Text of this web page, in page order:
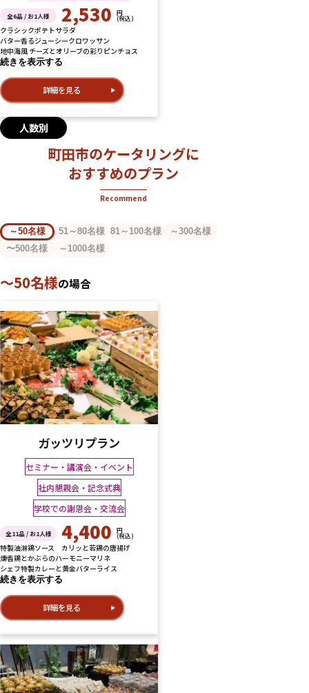
全6品 / お1人様 2,530 円
(税込)
クラシックポテトサラダ
バター香るジューシークロワッサン
地中海風 チーズとオリーブの彩りピンチョス
続きを表示する
詳細を見る
人数別
町田市のケータリングに
おすすめのプラン
Recommend
～50名様 51～80名様 81～100名様
～300名様
〜500名様
～1000名様
～50名様の場合
ガッツリプラン
セミナー・講演会・イベント
社内懇親会・記念式典
学校での謝恩会・交流会
全11品 / お1人様 4,400 円
(税込)
特製油淋鶏ソース カリッと若鶏の唐揚げ
燻香鶏とかぶらのハーモニーマリネ
シェフ特製カレーと黄金バターライス
続きを表示する
詳細を見る